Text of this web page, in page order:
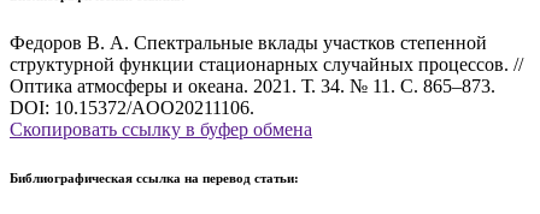
Федоров В. А. Спектральные вклады участков степенной
структурной функции стационарных случайных процессов. //
Оптика атмосферы и океана. 2021. Т. 34. № 11. С. 865–873.
DOI: 10.15372/AOO20211106.
Скопировать ссылку в буфер обмена
Библиографическая ссылка на перевод статьи: